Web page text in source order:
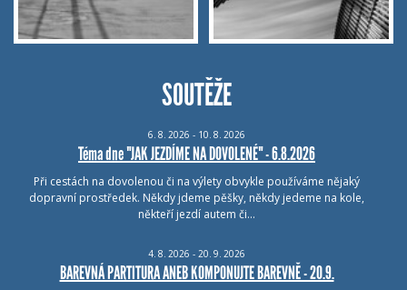
SOUTĚŽE
6. 8. 2026 - 10. 8. 2026
Téma dne "JAK JEZDÍME NA DOVOLENÉ" - 6.8.2026
Při cestách na dovolenou či na výlety obvykle používáme nějaký
dopravní prostředek. Někdy jdeme pěšky, někdy jedeme na kole,
někteří jezdí autem či…
4. 8. 2026 - 20. 9. 2026
BAREVNÁ PARTITURA ANEB KOMPONUJTE BAREVNĚ - 20.9.